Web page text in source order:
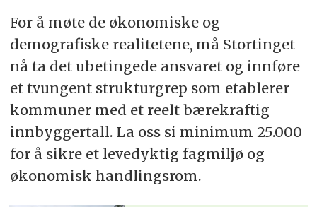
For å møte de økonomiske og
demografiske realitetene, må Stortinget
nå ta det ubetingede ansvaret og innføre
et tvungent strukturgrep som etablerer
kommuner med et reelt bærekraftig
innbyggertall. La oss si minimum 25.000
for å sikre et levedyktig fagmiljø og
økonomisk handlingsrom.